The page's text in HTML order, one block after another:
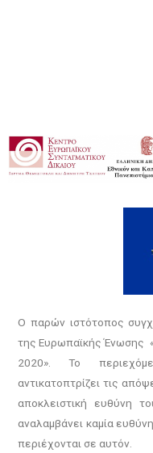
Ο παρών ιστότοπος
της Ευρωπαϊκής Ένωσης
2020». Το
αντικατοπτρίζει τις
αποκλειστική ευθύνη
αναλαμβάνει καμία
περιέχονται σε αυτόν.